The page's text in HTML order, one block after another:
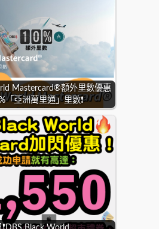
Mastercard®額外里數優惠
「亞洲萬里通」里數❗